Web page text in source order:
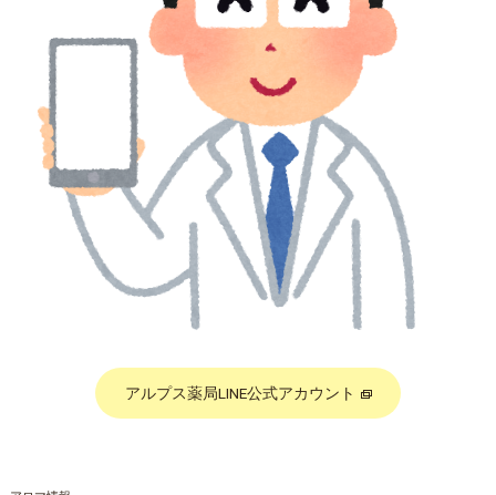
アルプス薬局LINE公式アカウント